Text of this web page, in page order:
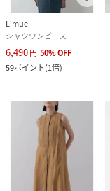
Limue
シャツワンピース
6,490円 50%OFF
59ポイント(1倍)